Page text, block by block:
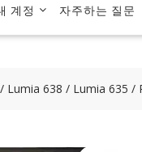
계정 자주하는 질문
Lumia 638 / Lumia 635 /